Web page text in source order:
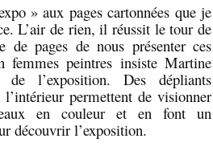
» aux pages cartonnées que je
L’air de rien, il réussit le tour de
de pages de nous présenter ces
femmes peintres insiste Martine
l’exposition. Des dépliants
permettent de visionner
en couleur et en font un
découvrir l’exposition.